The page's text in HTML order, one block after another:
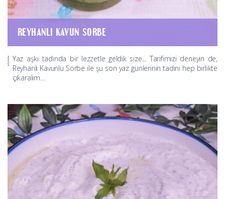
REYHANLI KAVUN SORBE
Yaz aşkı tadında bir lezzetle geldik size... Tarifimizi deneyin de,
Reyhanlı Kavunlu Sorbe ile şu son yaz günlerinin tadını hep birlikte
çıkaralım...